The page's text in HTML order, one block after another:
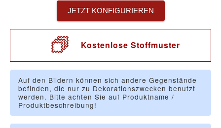
JETZT KONFIGURIEREN
Kostenlose Stoffmuster
Auf den Bildern können sich andere Gegenstände
befinden, die nur zu Dekorationszwecken benutzt
werden. Bitte achten Sie auf Produktname /
Produktbeschreibung!